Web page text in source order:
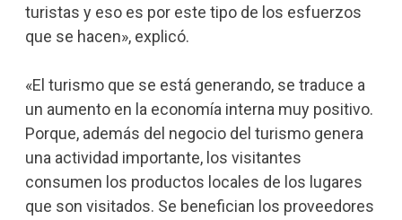
turistas y eso es por este tipo de los esfuerzos
que se hacen», explicó.
«El turismo que se está generando, se traduce a
un aumento en la economía interna muy positivo.
Porque, además del negocio del turismo genera
una actividad importante, los visitantes
consumen los productos locales de los lugares
que son visitados. Se benefician los proveedores